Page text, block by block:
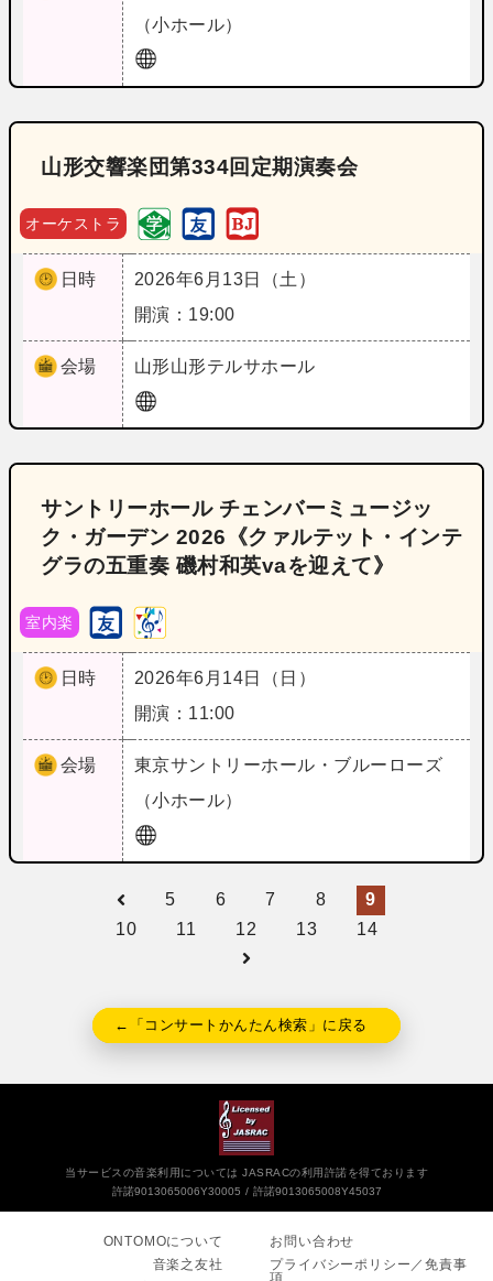
（小ホール）
山形交響楽団第334回定期演奏会
オーケストラ
日時
2026年6月13日（土）
開演：19:00
会場 山形山形テルサホール
サントリーホール チェンバーミュージッ
ク・ガーデン 2026《クァルテット・インテ
グラの五重奏 磯村和英vaを迎えて》
室内楽
日時
2026年6月14日（日）
開演：11:00
会場 東京サントリーホール・ブルーローズ
（小ホール）
5 6 7 8
9
10
11 12 13 14
←「コンサートかんたん検索」に戻る
当サービスの音楽利用については JASRACの利用許諾を得ております
許諾9013065006Y30005
許諾9013065008Y45037
ONTOMOについて
音楽之友社
お問い合わせ
プライバシーポリシー／免責事